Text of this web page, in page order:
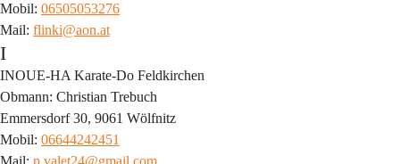
Mobil: 06505053276
Mail: flinki@aon.at
I
INOUE-HA Karate-Do Feldkirchen
Obmann: Christian Trebuch
Emmersdorf 30, 9061 Wölfnitz
Mobil: 06644242451
Mail: p.valet24@gmail.com